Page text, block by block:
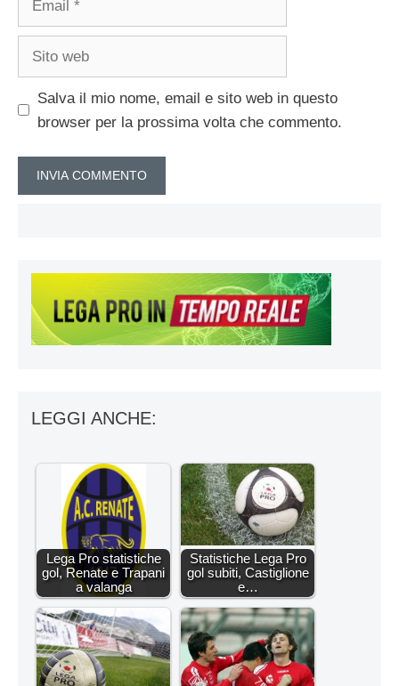
Sito
Salva il mio nome, email e sito web in questo
browser per la prossima volta che commento.
LEGGI ANCHE:
Lega Pro statistiche
gol, Renate e Trapani
a valanga
Statistiche Lega Pro
gol subiti, Castiglione
e…